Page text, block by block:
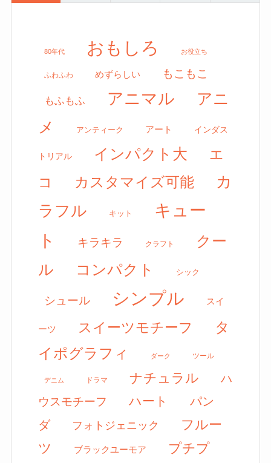
80年代 おもしろ お役立ち
ふわふわ めずらしい もこもこ
もふもふ アニマル
アニ
メ
アンティーク アート インダス
トリアル インパクト大
エ
コ
カスタマイズ可能
カ
ラフル
キット
キュー
ト
キラキラ クラフト
クー
ル
コンパクト シック
シュール シンプル スイ
ーツ スイーツモチーフ
タ
イポグラフィ
ダーク ツール
デニム ドラマ ナチュラル
ハ
ウスモチーフ
ハート
パン
ダ
フォトジェニック
フルー
ツ
ブラックユーモア
プチプ